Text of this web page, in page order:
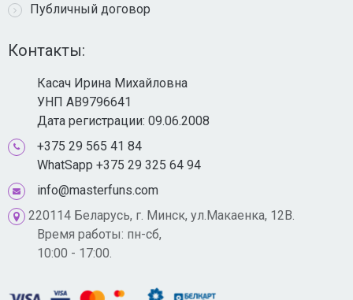
Публичный договор
Контакты:
Касач Ирина Михайловна
УНП AB9796641
Дата регистрации: 09.06.2008
+375 29 565 41 84
WhatSapp +375 29 325 64 94
info@masterfuns.com
220114 Беларусь, г. Минск, ул.Макаенка, 12В.
Время работы: пн-сб,
10:00 - 17:00.